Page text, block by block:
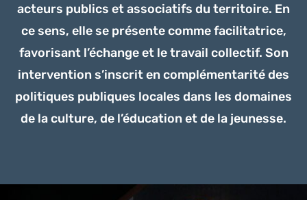
acteurs publics et associatifs du territoire. En
ce sens, elle se présente comme facilitatrice,
favorisant l’échange et le travail collectif. Son
intervention s’inscrit en complémentarité des
politiques publiques locales dans les domaines
de la culture, de l’éducation et de la jeunesse.